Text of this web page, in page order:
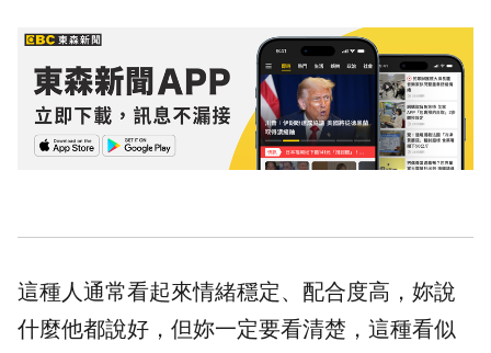
這種人通常看起來情緒穩定、配合度高，妳說
什麼他都說好，但妳一定要看清楚，這種看似